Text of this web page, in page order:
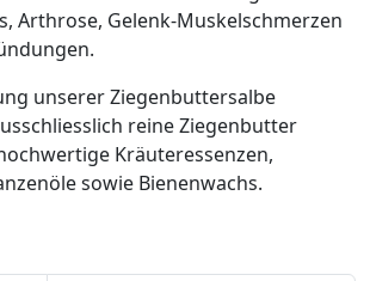
Arthrose, Gelenk-Muskelschmerzen
unserer Ziegenbuttersalbe
reine Ziegenbutter
Kräuteressenzen,
sowie Bienenwachs.